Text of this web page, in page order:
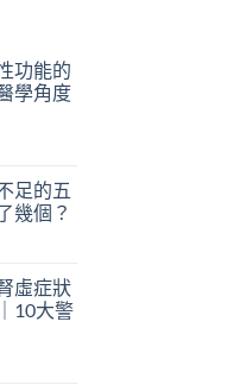
功能的
學角度
足的五
幾個？
虛症狀
10大警